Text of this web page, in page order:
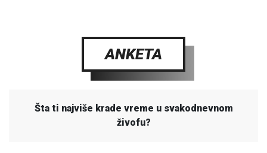
ANKETA
Šta ti najviše krade vreme u svakodnevnom
živofu?